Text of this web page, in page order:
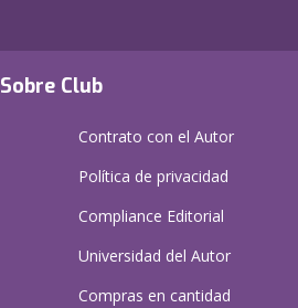
Sobre Club
Contrato con el Autor
Política de privacidad
Compliance Editorial
Universidad del Autor
Compras en cantidad